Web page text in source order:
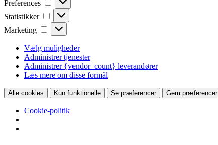
Preferences
Statistikker Statistikker
Marketing Marketing
Vælg muligheder
Administrer tjenester
Administrer {vendor_count} leverandører
Læs mere om disse formål
Alle cookies Kun funktionelle Se præferencer Gem præferencer
Cookie-politik